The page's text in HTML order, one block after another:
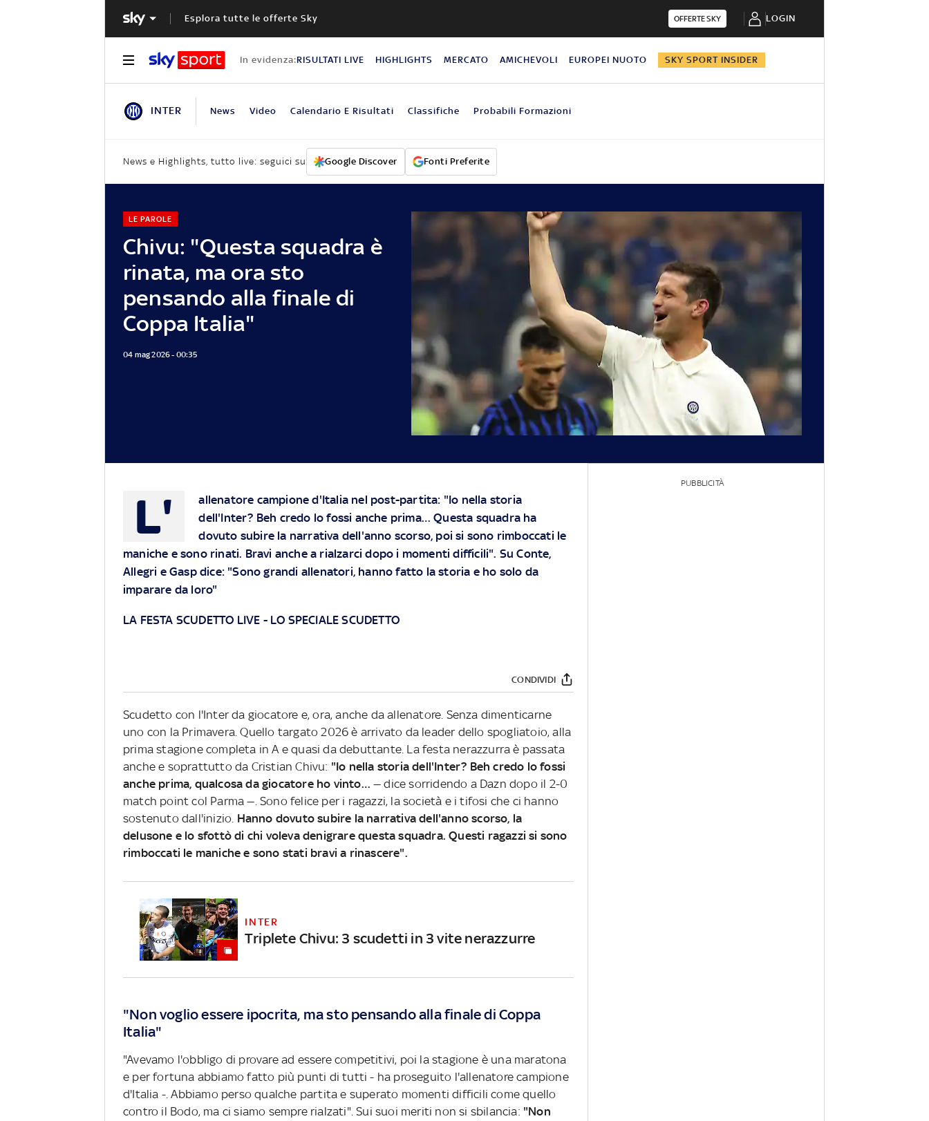
Esplora tutte le offerte Sky OFFERTE SKY LOGIN
In evidenza:RISULTATI LIVE HIGHLIGHTS MERCATO AMICHEVOLI EUROPEI NUOTO SKY SPORT INSIDER
INTER News Video Calendario E Risultati Classifiche Probabili Formazioni
News e Highlights, tutto live: seguici su Google Discover Fonti Preferite
Chivu: "Questa squadra è
rinata, ma ora sto
pensando alla finale di
Coppa Italia"
LE PAROLE
04 mag 2026 - 00:35
L'
allenatore campione d'Italia nel post-partita: "Io nella storia
dell'Inter? Beh credo lo fossi anche prima… Questa squadra ha
dovuto subire la narrativa dell'anno scorso, poi si sono rimboccati le
maniche e sono rinati. Bravi anche a rialzarci dopo i momenti difficili". Su Conte,
Allegri e Gasp dice: "Sono grandi allenatori, hanno fatto la storia e ho solo da
imparare da loro"
LA FESTA SCUDETTO LIVE - LO SPECIALE SCUDETTO
CONDIVIDI
Scudetto con l'Inter da giocatore e, ora, anche da allenatore. Senza dimenticarne
uno con la Primavera. Quello targato 2026 è arrivato da leader dello spogliatoio, alla
prima stagione completa in A e quasi da debuttante. La festa nerazzurra è passata
anche e soprattutto da Cristian Chivu: "Io nella storia dell'Inter? Beh credo lo fossi
anche prima, qualcosa da giocatore ho vinto… — dice sorridendo a Dazn dopo il 2-0
match point col Parma —. Sono felice per i ragazzi, la società e i tifosi che ci hanno
sostenuto dall'inizio. Hanno dovuto subire la narrativa dell'anno scorso, la
delusone e lo sfottò di chi voleva denigrare questa squadra. Questi ragazzi si sono
rimboccati le maniche e sono stati bravi a rinascere".
INTER
Triplete Chivu: 3 scudetti in 3 vite nerazzurre
"Non voglio essere ipocrita, ma sto pensando alla finale di Coppa
Italia"
"Avevamo l'obbligo di provare ad essere competitivi, poi la stagione è una maratona
e per fortuna abbiamo fatto più punti di tutti - ha proseguito l'allenatore campione
d'Italia -. Abbiamo perso qualche partita e superato momenti difficili come quello
contro il Bodo, ma ci siamo sempre rialzati". Sui suoi meriti non si sbilancia: "Non
PUBBLICITÀ